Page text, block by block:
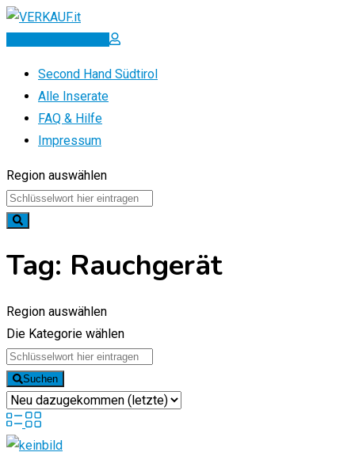
Zum
Inserat erstellen
Second Hand Südtirol
Alle Inserate
FAQ & Hilfe
Impressum
Region auswählen
Tag: Rauchgerät
Region auswählen
Die Kategorie wählen
Suchen